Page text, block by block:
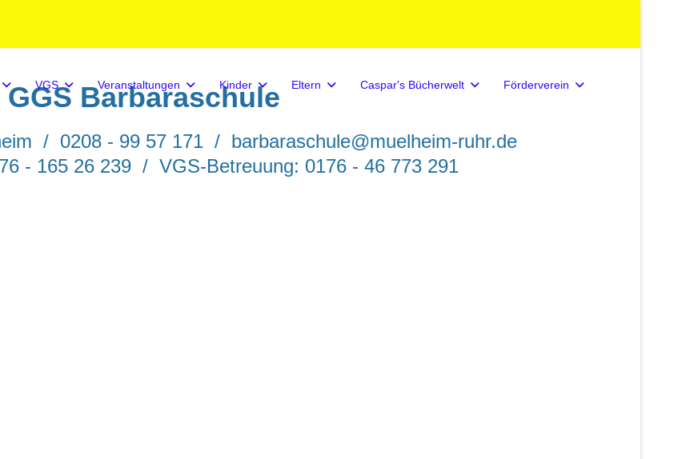
VGS Veranstaltungen Kinder Eltern Caspar's Bücherwelt Förderverein
GGS Barbaraschule
/ 0208 - 99 57 171 / barbaraschule@muelheim-ruhr.de
- 165 26 239 / VGS-Betreuung: 0176 - 46 773 291